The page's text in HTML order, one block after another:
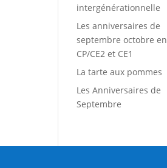
intergénérationnelle
Les anniversaires de
septembre octobre en
CP/CE2 et CE1
La tarte aux pommes
Les Anniversaires de
Septembre